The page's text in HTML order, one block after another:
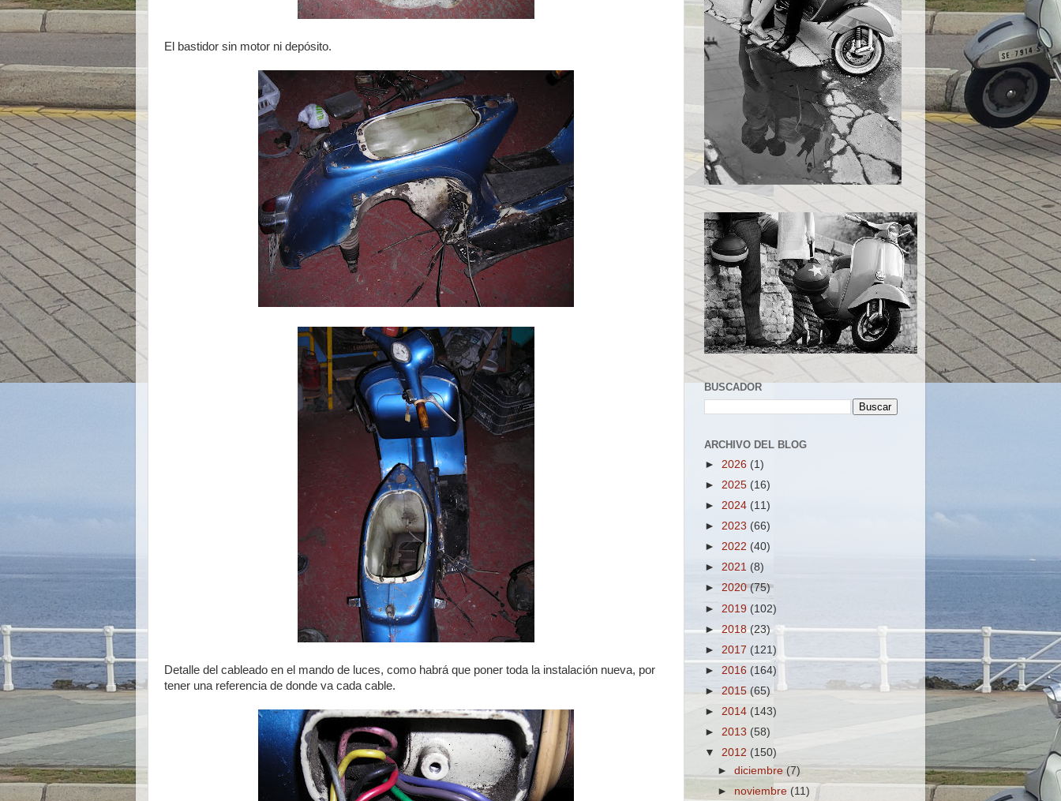
El bastidor sin motor ni depósito.
Detalle del cableado en el mando de luces, como habrá que poner toda la instalación nueva, por
tener una referencia de donde va cada cable.
BUSCADOR
ARCHIVO DEL BLOG
► 2026 (1)
► 2025 (16)
► 2024 (11)
► 2023 (66)
► 2022 (40)
► 2021 (8)
► 2020(75)
► 2019 (102)
►2018(23)
► 2017 (121)
► 2016 (164)
► 2015 (65)
► 2014 (143)
► 2013 (58)
▼ 2012 (150)
►diciembre(7)
► noviembre (11)